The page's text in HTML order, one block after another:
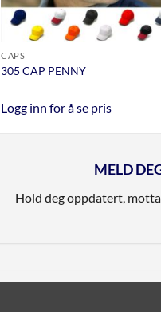
CAPS
305 CAP PENNY
Logg inn for å se pris
MELD
Hold deg oppdatert,